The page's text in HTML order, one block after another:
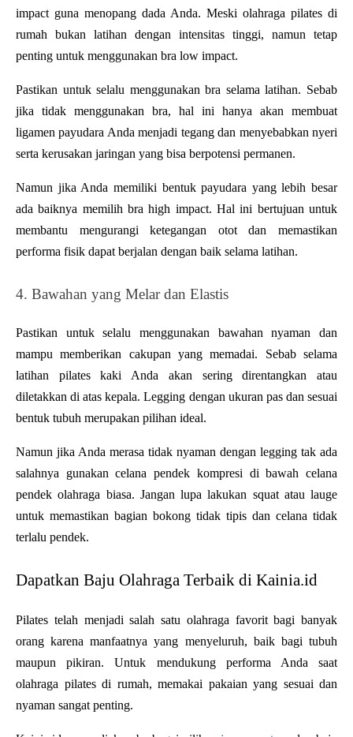
impact guna menopang dada Anda. Meski olahraga pilates di
rumah bukan latihan dengan intensitas tinggi, namun tetap
penting untuk menggunakan bra low impact.
Pastikan untuk selalu menggunakan bra selama latihan. Sebab
jika tidak menggunakan bra, hal ini hanya akan membuat
ligamen payudara Anda menjadi tegang dan menyebabkan nyeri
serta kerusakan jaringan yang bisa berpotensi permanen.
Namun jika Anda memiliki bentuk payudara yang lebih besar
ada baiknya memilih bra high impact. Hal ini bertujuan untuk
membantu mengurangi ketegangan otot dan memastikan
performa fisik dapat berjalan dengan baik selama latihan.
4. Bawahan yang Melar dan Elastis
Pastikan untuk selalu menggunakan bawahan nyaman dan
mampu memberikan cakupan yang memadai. Sebab selama
latihan pilates kaki Anda akan sering direntangkan atau
diletakkan di atas kepala. Legging dengan ukuran pas dan sesuai
bentuk tubuh merupakan pilihan ideal.
Namun jika Anda merasa tidak nyaman dengan legging tak ada
salahnya gunakan celana pendek kompresi di bawah celana
pendek olahraga biasa. Jangan lupa lakukan squat atau lauge
untuk memastikan bagian bokong tidak tipis dan celana tidak
terlalu pendek.
Dapatkan Baju Olahraga Terbaik di Kainia.id
Pilates telah menjadi salah satu olahraga favorit bagi banyak
orang karena manfaatnya yang menyeluruh, baik bagi tubuh
maupun pikiran. Untuk mendukung performa Anda saat
olahraga pilates di rumah, memakai pakaian yang sesuai dan
nyaman sangat penting.